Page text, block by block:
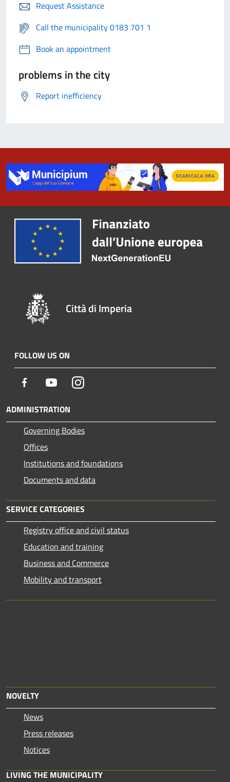
Request Assistance
Call the municipality 0183 701 1
Book an appointment
problems in the city
Report inefficiency
Città di Imperia
FOLLOW US ON
Facebook YoutubeInstagram
ADMINISTRATION
Governing Bodies
Offices
Institutions and foundations
Documents and data
SERVICE CATEGORIES
Registry office and civil status
Education and training
Business and Commerce
Mobility and transport
NOVELTY
News
Press releases
Notices
LIVING THE MUNICIPALITY